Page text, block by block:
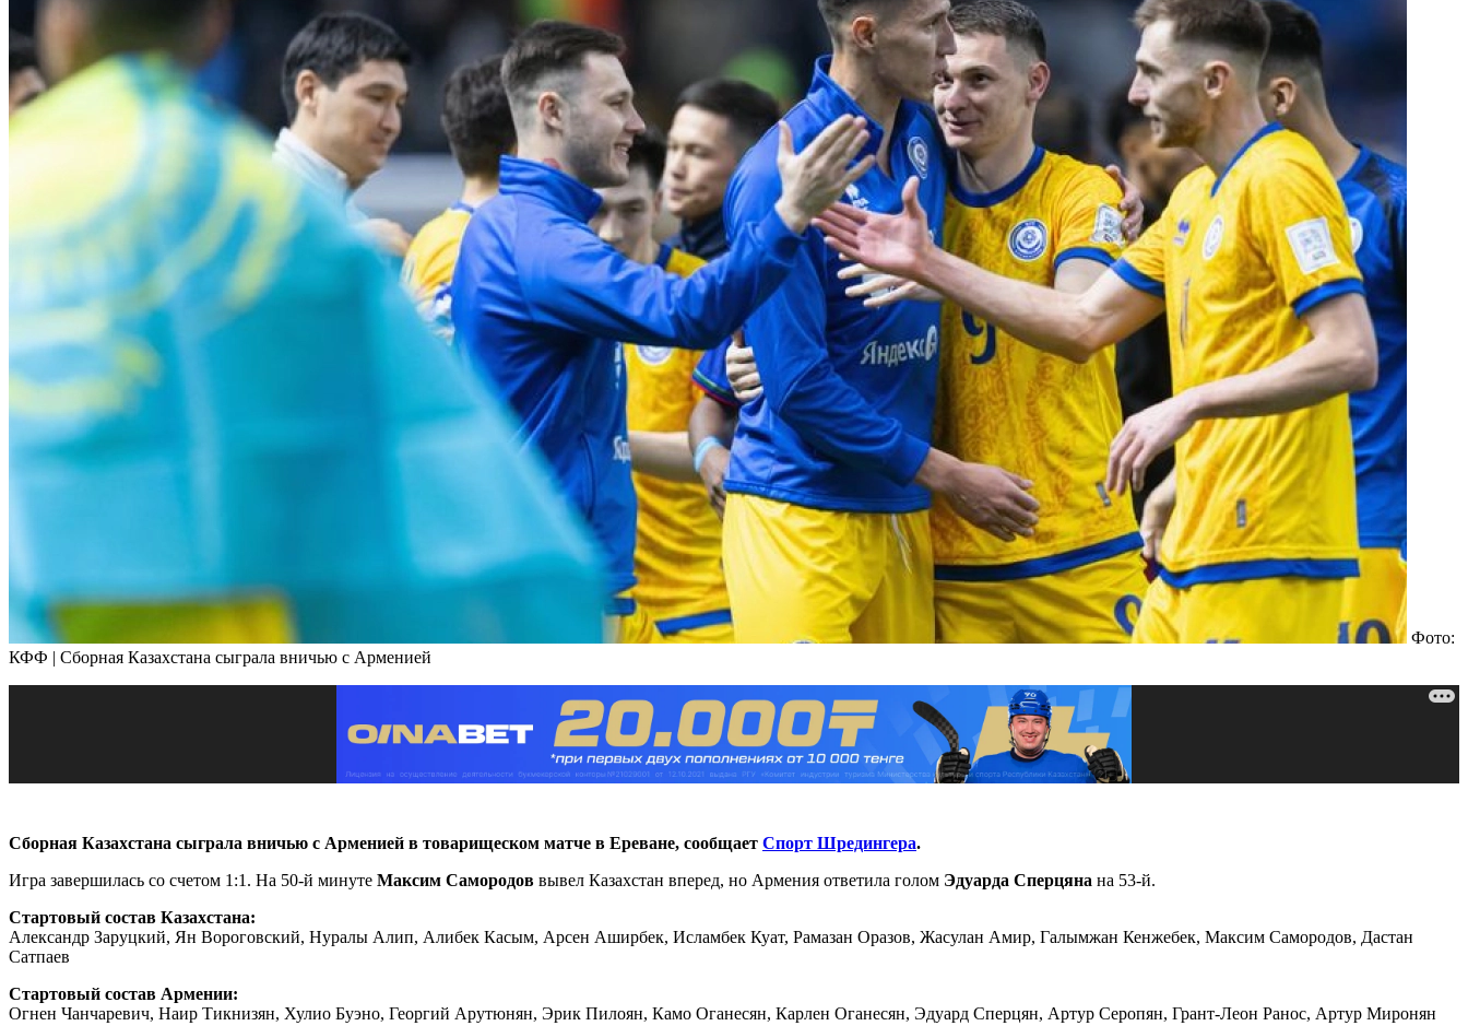
Фото:
КФФ | Сборная Казахстана сыграла вничью с Арменией
Сборная Казахстана сыграла вничью с Арменией в товарищеском матче в Ереване, сообщает Спорт Шредингера.
Игра завершилась со счетом 1:1. На 50-й минуте Максим Самородов вывел Казахстан вперед, но Армения ответила голом Эдуарда Сперцяна на 53-й.
Стартовый состав Казахстана:
Александр Заруцкий, Ян Вороговский, Нуралы Алип, Алибек Касым, Арсен Аширбек, Исламбек Куат, Рамазан Оразов, Жасулан Амир, Галымжан Кенжебек, Максим Самородов, Дастан
Сатпаев
Стартовый состав Армении:
Огнен Чанчаревич, Наир Тикнизян, Хулио Буэно, Георгий Арутюнян, Эрик Пилоян, Камо Оганесян, Карлен Оганесян, Эдуард Сперцян, Артур Серопян, Грант-Леон Ранос, Артур Миронян